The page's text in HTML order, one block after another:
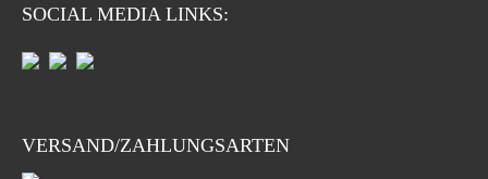
SOCIAL MEDIA LINKS:
VERSAND/ZAHLUNGSARTEN